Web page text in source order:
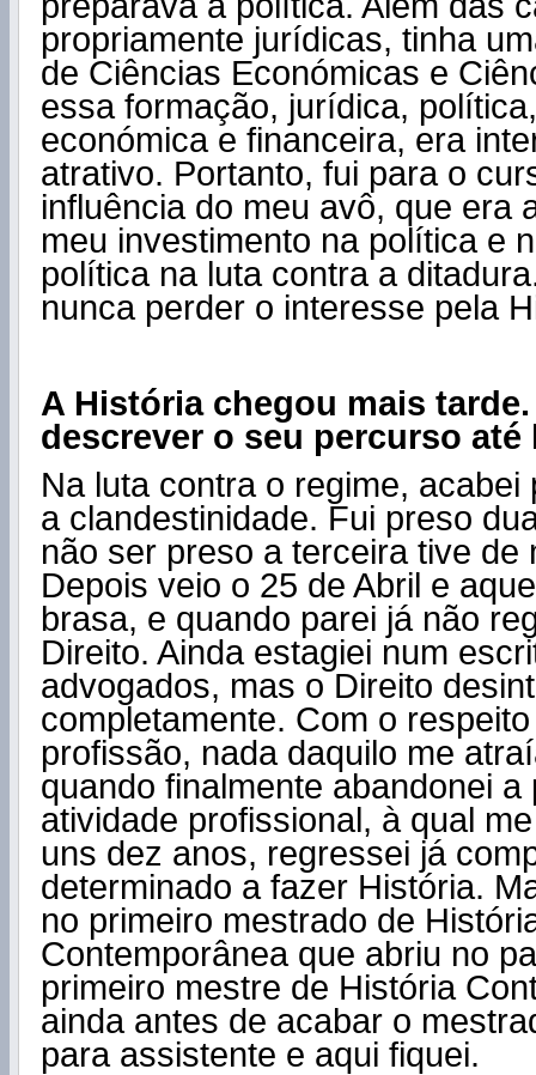
propriamente jurídicas, tinha
de Ciências Económicas e
essa formação, jurídica,
económica e financeira, era
atrativo. Portanto, fui para o
influência do meu avô, que era
meu investimento na política e
política na luta contra a
nunca perder o interesse pela
A História chegou mais
descrever o seu percurso até
Na luta contra o regime, acabei
a clandestinidade. Fui preso
não ser preso a terceira tive de
Depois veio o 25 de Abril e
brasa, e quando parei já não
Direito. Ainda estagiei num
advogados, mas o Direito
completamente. Com o
profissão, nada daquilo me
quando finalmente abandonei a
atividade profissional, à qual
uns dez anos, regressei já
determinado a fazer História.
no primeiro mestrado de
Contemporânea que abriu no
primeiro mestre de História
ainda antes de acabar o
para assistente e aqui fiquei.